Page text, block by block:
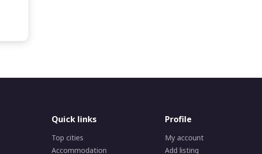
Quick links
Top cities
Accommodation
Profile
My account
Add listing